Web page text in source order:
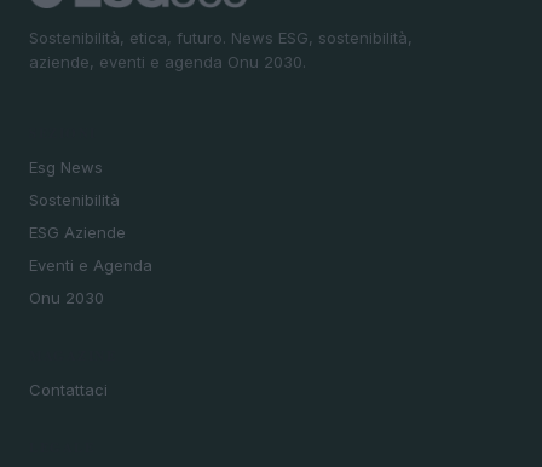
Sostenibilità, etica, futuro. News ESG, sostenibilità,
aziende, eventi e agenda Onu 2030.
Esg News
Sostenibilità
ESG Aziende
Eventi e Agenda
Onu 2030
Contattaci